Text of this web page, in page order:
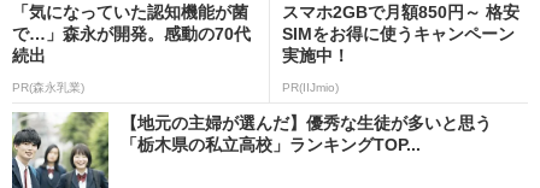
「気になっていた認知機能が菌
で…」森永が開発。感動の70代
続出
PR(森永乳業)
スマホ2GBで月額850円～ 格安
SIMをお得に使うキャンペーン
実施中！
PR(IIJmio)
【地元の主婦が選んだ】優秀な生徒が多いと思う
「栃木県の私立高校」ランキングTOP...